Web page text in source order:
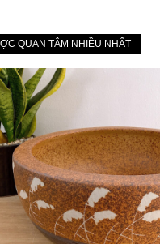
QUAN TÂM NHIỀU NHẤT